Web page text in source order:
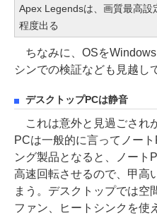
Apex Legendsは、画質最高
程度出る
ちなみに、OSを
シンでの検証なども見越し
デスクトップPCは静音
これは意外と見過ごされ
PCは一般的に言ってノー
ング製品となると、ノート
高速回転させるので、甲高
まう。デスクトップでは空
ファン、ヒートシンクを使